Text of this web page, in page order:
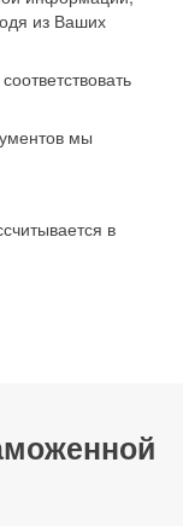
из Ваших
мы
в